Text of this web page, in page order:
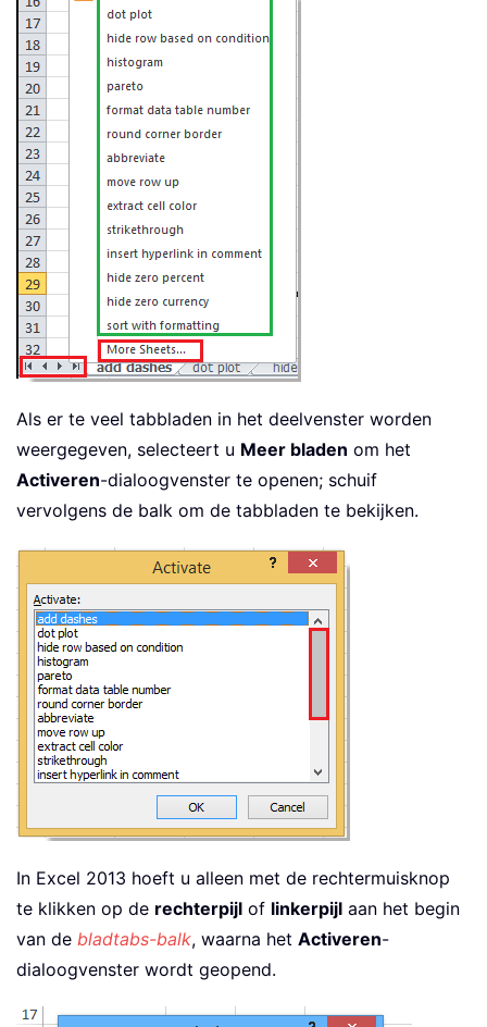
Als er te veel tabbladen in het deelvenster worden
weergegeven, selecteert u Meer bladen om het
Activeren-dialoogvenster te openen; schuif
vervolgens de balk om de tabbladen te bekijken.
In Excel 2013 hoeft u alleen met de rechtermuisknop
te klikken op de rechterpijl of linkerpijl aan het begin
van de bladtabs-balk, waarna het Activeren-
dialoogvenster wordt geopend.